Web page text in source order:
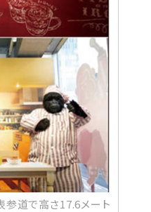
参道で高さ17.6メート